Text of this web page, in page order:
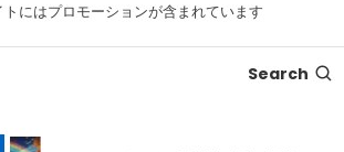
トにはプロモーションが含まれています
Search